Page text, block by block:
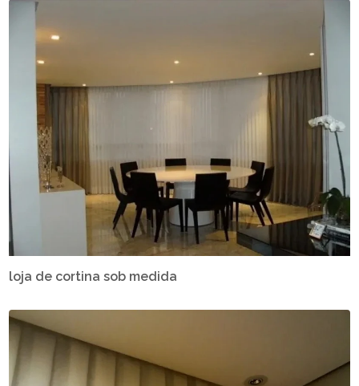
loja de cortina sob medida